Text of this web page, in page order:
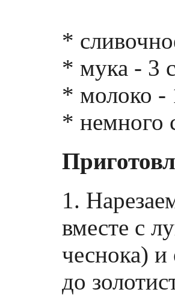
*
* мука - 3
* молоко -
* немного
1.
вместе с
чеснока)
до